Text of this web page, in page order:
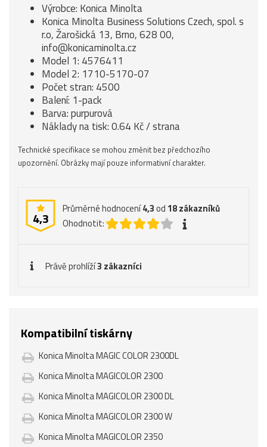
Výrobce: Konica Minolta
Konica Minolta Business Solutions Czech, spol. s
r.o, Žarošická 13, Brno, 628 00,
info@konicaminolta.cz
Model 1: 4576411
Model 2: 1710-5170-07
Počet stran: 4500
Balení: 1-pack
Barva: purpurová
Náklady na tisk: 0.64 Kč / strana
Technické specifikace se mohou změnit bez předchozího
upozornění. Obrázky mají pouze informativní charakter.
4,3
Průměrné hodnocení4,3od 18zákazníků
Ohodnotit:
Právě prohlíží3 zákazníci
Kompatibilní tiskárny
Konica Minolta MAGIC COLOR 2300DL
Konica Minolta MAGICOLOR 2300
Konica Minolta MAGICOLOR 2300 DL
Konica Minolta MAGICOLOR 2300 W
Konica Minolta MAGICOLOR 2350